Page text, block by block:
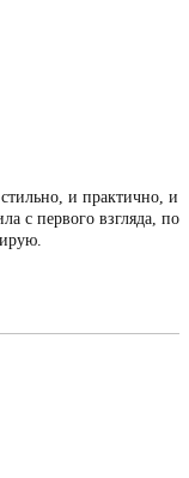
и практично, и
с первого взгляда, по